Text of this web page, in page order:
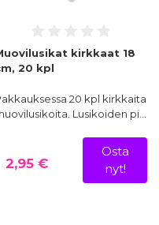
kirkkaat 18
20 kpl
20 kpl kirkkaita
Lusikoiden pi…
2,95 €
Osta
nyt!